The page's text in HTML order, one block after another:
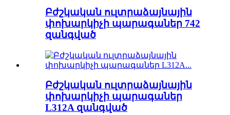
Բժշկական ուլտրաձայնային
փոխարկիչի պարագաներ 742
զանգված
Բժշկական ուլտրաձայնային
փոխարկիչի պարագաներ
L312A զանգված